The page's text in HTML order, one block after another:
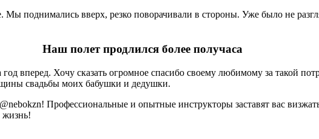
поднимались вверх, резко поворачивали в стороны. Уже было не
Наш полет продлился более получаса
вперед. Хочу сказать огромное спасибо своему любимому за такой
свадьбы моих бабушки и дедушки.
Профессиональные и опытные инструкторы заставят вас
жизнь!